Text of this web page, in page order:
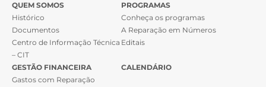
QUEM SOMOS
Histórico
Documentos
Centro de Informação Técnica
– CIT
PROGRAMAS
Conheça os programas
A Reparação em Números
Editais
GESTÃO FINANCEIRA
Gastos com Reparação
CALENDÁRIO